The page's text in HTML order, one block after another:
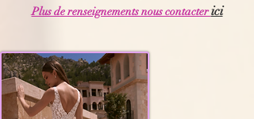
Plus de renseignements nous contacterici